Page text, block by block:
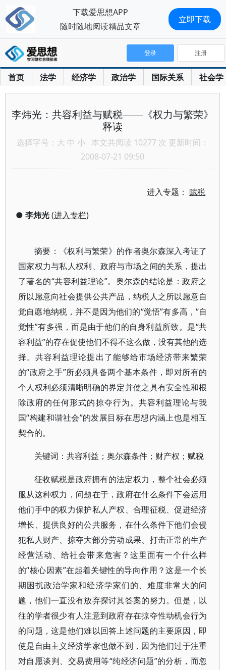
首页 法学 经济学 政治学 国际关系 社会学
登录 注册
李炜光：共容利益与赋税——《权力与繁荣》
释读
选择字号： 大 中 小 本文共阅读 10277 次 更新时间：
2008-07-21 09:50
进入专题： 赋税
● 李炜光(进入专栏)
摘要：《权利与繁荣》的作者奥尔森深入考证了
国家权力与私人权利、政府与市场之间的关系，提出
了著名的“共容利益理论”。奥尔森的结论是：政府之
所以愿意向社会提供公共产品，纳税人之所以愿意自
觉自愿地纳税，并不是因为他们的“觉悟”有多高，“自
觉性”有多强，而是由于他们的自身利益所致。是“共
容利益”的存在促使他们不得不这么做，没有其他的选
择。共容利益理论提出了能够给市场经济带来繁荣
的“政府之手”所必须具备两个基本条件，即对所有的
个人权利必须清晰明确的界定并使之具有安全性和根
除政府的任何形式的掠夺行为。共容利益理论与我
国“构建和谐社会”的发展目标在思想内涵上也是相互
契合的。
关键词：共容利益；奥尔森条件；财产权；赋税
征收赋税是政府拥有的法定权力，整个社会必须
服从这种权力，问题在于，政府在什么条件下会运用
他们手中的权力保护私人产权、合理征税、促进经济
增长、提供良好的公共服务，在什么条件下他们会侵
犯私人财产、掠夺大部分劳动成果、打击正常的生产
经营活动、给社会带来危害？这里面有一个什么样
的“核心因素”在起着关键性的导向作用？这是一个长
期困扰政治学家和经济学家们的、难度非常大的问
题，他们一直没有放弃探讨其答案的努力。但是，以
往的学者很少有人注意到政府存在掠夺性动机会行为
的问题，这是他们难以回答上述问题的主要原因，即
使是自由主义经济学家也做不到，因为他们过于注重
对自愿谈判、交易费用等“纯经济问题”的分析，而忽
下载爱思想APP
随时随地阅读精品文章
立即下载